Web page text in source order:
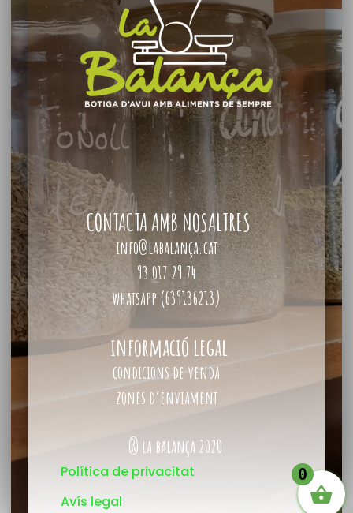
CONTACTA AMB NOSALTRES
info@labalança.cat
93 017 29 74
whatsapp (639136213)
informació legal
condicions de venda
zones d’enviament
® la balança 2020
Política de privacitat
Avís legal
0